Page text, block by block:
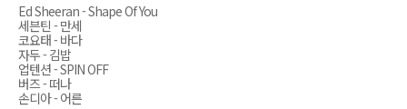
Ed Sheeran - Shape Of You
세븐틴 - 만세
코요태 - 바다
자두 - 김밥
업텐션 - SPIN OFF
버즈 - 떠나
손디아 - 어른